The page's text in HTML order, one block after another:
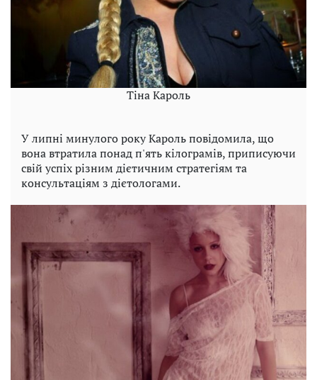
Тіна Кароль
У липні минулого року Кароль повідомила, що
вона втратила понад п'ять кілограмів, приписуючи
свій успіх різним дієтичним стратегіям та
консультаціям з дієтологами.